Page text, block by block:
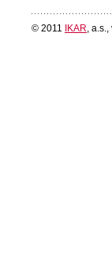
© 2011 IKAR ,